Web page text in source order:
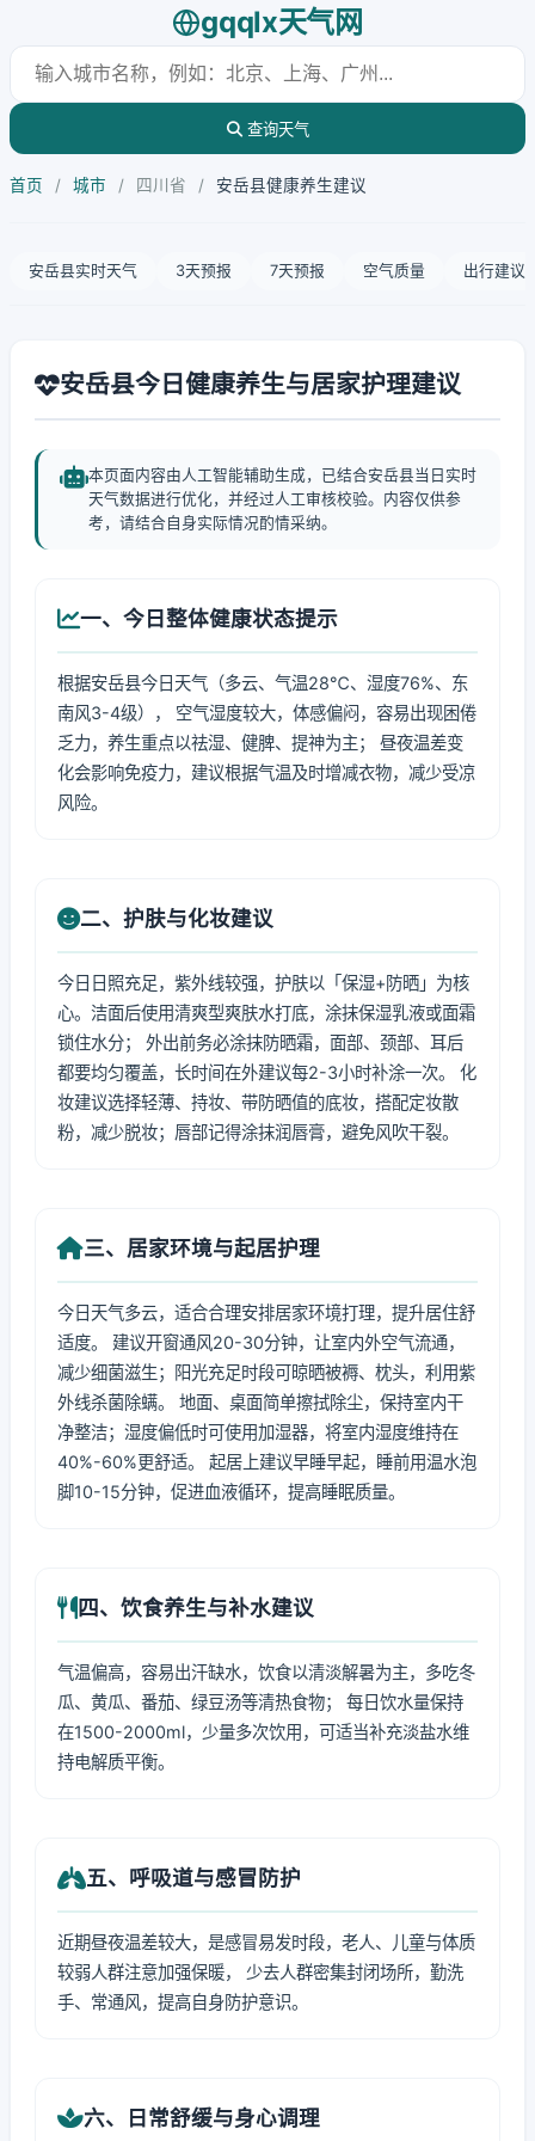
gqqlx天气网
查询天气
首页 / 城市 / 四川省 / 安岳县健康养生建议
安岳县实时天气 3天预报 7天预报 空气质量 出行建议
安岳县今日健康养生与居家护理建议
本页面内容由人工智能辅助生成，已结合安岳县当日实时
天气数据进行优化，并经过人工审核校验。内容仅供参
考，请结合自身实际情况酌情采纳。
一、今日整体健康状态提示
根据安岳县今日天气（多云、气温28℃、湿度76%、东
南风3-4级）， 空气湿度较大，体感偏闷，容易出现困倦
乏力，养生重点以祛湿、健脾、提神为主； 昼夜温差变
化会影响免疫力，建议根据气温及时增减衣物，减少受凉
风险。
二、护肤与化妆建议
今日日照充足，紫外线较强，护肤以「保湿+防晒」为核
心。洁面后使用清爽型爽肤水打底，涂抹保湿乳液或面霜
锁住水分； 外出前务必涂抹防晒霜，面部、颈部、耳后
都要均匀覆盖，长时间在外建议每2-3小时补涂一次。 化
妆建议选择轻薄、持妆、带防晒值的底妆，搭配定妆散
粉，减少脱妆；唇部记得涂抹润唇膏，避免风吹干裂。
三、居家环境与起居护理
今日天气多云，适合合理安排居家环境打理，提升居住舒
适度。 建议开窗通风20-30分钟，让室内外空气流通，
减少细菌滋生；阳光充足时段可晾晒被褥、枕头，利用紫
外线杀菌除螨。 地面、桌面简单擦拭除尘，保持室内干
净整洁；湿度偏低时可使用加湿器，将室内湿度维持在
40%-60%更舒适。 起居上建议早睡早起，睡前用温水泡
脚10-15分钟，促进血液循环，提高睡眠质量。
四、饮食养生与补水建议
气温偏高，容易出汗缺水，饮食以清淡解暑为主，多吃冬
瓜、黄瓜、番茄、绿豆汤等清热食物； 每日饮水量保持
在1500-2000ml，少量多次饮用，可适当补充淡盐水维
持电解质平衡。
五、呼吸道与感冒防护
近期昼夜温差较大，是感冒易发时段，老人、儿童与体质
较弱人群注意加强保暖， 少去人群密集封闭场所，勤洗
手、常通风，提高自身防护意识。
六、日常舒缓与身心调理